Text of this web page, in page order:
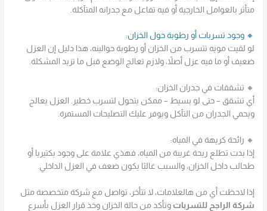
متأثر بالعوامل الخارجية أو فيه تفاعل مع جدرانه المتآكلة.
🔸 وجود تسربات أو رطوبة حول الخزان:
لو لقيت مويه تتسرب من الخزان أو رطوبة حوالينه، هذا دليل إن العزل
ضعيف أو ما فيه عزل أصلاً، ولازم تعالج الوضع قبل ما تزيد المشكلة.
🔸 تشققات في جدران الخزان:
أي تشقق – حتى لو بسيط – ممكن يتحول لتسرب خطير. العزل يعالج
ويحمي الجدران من التآكل ويوفر عليك التصليحات المستمرة.
🔸 رائحة كريهة في المياه:
إذا بدت تطلع ريحة غريبة من المياه، فهذي علامة على وجود بكتيريا أو
طحالب داخل الخزان، والسبب غالبًا يكون ضعف في العزل الداخلي.
إذا لاحظت أي من هالعلامات، لا تتأخر، تواصل مع شركة متخصصة مثل
شركة الراجح للتسربات وتأكد من حالة الخزان وخذ قرار العزل بأسرع